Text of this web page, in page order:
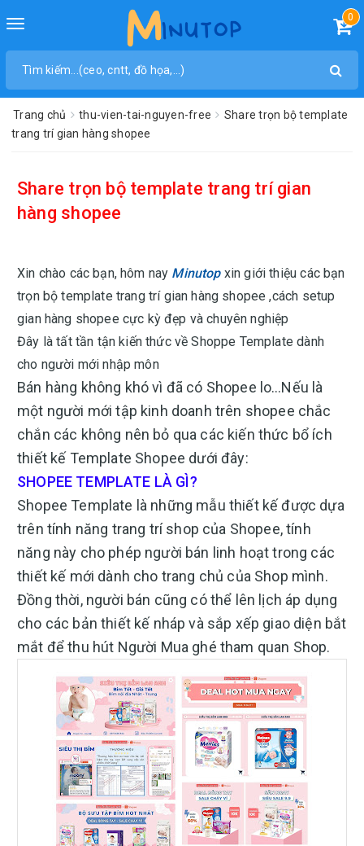
Toggle
0
Trang chủ thu-vien-tai-nguyen-free
Share trọn bộ template
trang trí gian hàng shopee
Share trọn bộ template trang trí gian
hàng shopee
Xin chào các bạn, hôm nay Minutopxin giới thiệu các bạn
trọn bộ template trang trí gian hàng shopee ,cách setup
gian hàng shopee cực kỳ đẹp và chuyên nghiệp
Đây là tất tần tận kiến thức về Shoppe Template dành
cho người mới nhập môn
Bán hàng không khó vì đã có Shopee lo…Nếu là
một người mới tập kinh doanh trên shopee chắc
chắn các không nên bỏ qua các kiến thức bổ ích
thiết kế Template Shopee dưới đây:
SHOPEE TEMPLATE LÀ GÌ?
Shopee Template là những mẫu thiết kế được dựa
trên tính năng trang trí shop của Shopee, tính
năng này cho phép người bán linh hoạt trong các
thiết kế mới dành cho trang chủ của Shop mình.
Đồng thời, người bán cũng có thể lên lịch áp dụng
cho các bản thiết kế nháp và sắp xếp giao diện bắt
mắt để thu hút Người Mua ghé tham quan Shop.